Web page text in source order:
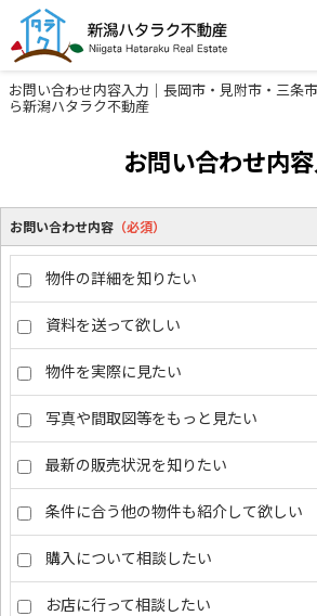
お問い合わせ内容入力｜長岡市・見附市・三条
ら新潟ハタラク不動産
お問い合わせ内
お問い合わせ内容 （必須）
物件の詳細を知りたい
資料を送って欲しい
物件を実際に見たい
写真や間取図等をもっと見たい
最新の販売状況を知りたい
条件に合う他の物件も紹介して欲しい
購入について相談したい
お店に行って相談したい